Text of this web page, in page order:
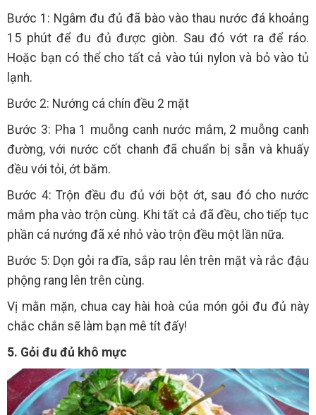
Bước 1: Ngâm đu đủ đã bào vào thau nước đá khoảng
15 phút để đu đủ được giòn. Sau đó vớt ra để ráo.
Hoặc bạn có thể cho tất cả vào túi nylon và bỏ vào tủ
lạnh.
Bước 2: Nướng cá chín đều 2 mặt
Bước 3: Pha 1 muỗng canh nước mắm, 2 muỗng canh
đường, với nước cốt chanh đã chuẩn bị sẵn và khuấy
đều với tỏi, ớt băm.
Bước 4: Trộn đều đu đủ với bột ớt, sau đó cho nước
mắm pha vào trộn cùng. Khi tất cả đã đều, cho tiếp tục
phần cá nướng đã xé nhỏ vào trộn đều một lần nữa.
Bước 5: Dọn gỏi ra đĩa, sắp rau lên trên mặt và rắc đậu
phộng rang lên trên cùng.
Vị mằn mặn, chua cay hài hoà của món gỏi đu đủ này
chắc chắn sẽ làm bạn mê tít đấy!
5. Gỏi đu đủ khô mực